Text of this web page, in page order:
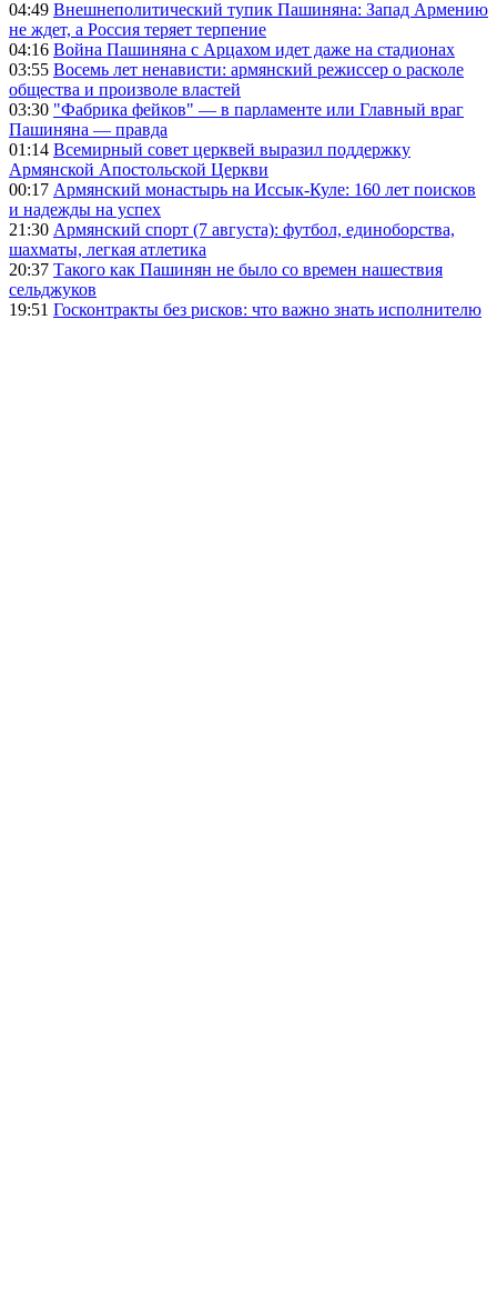
04:49 Внешнеполитический тупик Пашиняна: Запад Армению
не ждет, а Россия теряет терпение
04:16 Война Пашиняна с Арцахом идет даже на стадионах
03:55 Восемь лет ненависти: армянский режиссер о расколе
общества и произволе властей
03:30 "Фабрика фейков" — в парламенте или Главный враг
Пашиняна — правда
01:14 Всемирный совет церквей выразил поддержку
Армянской Апостольской Церкви
00:17 Армянский монастырь на Иссык-Куле: 160 лет поисков
и надежды на успех
21:30 Армянский спорт (7 августа): футбол, единоборства,
шахматы, легкая атлетика
20:37 Такого как Пашинян не было со времен нашествия
сельджуков
19:51 Госконтракты без рисков: что важно знать исполнителю